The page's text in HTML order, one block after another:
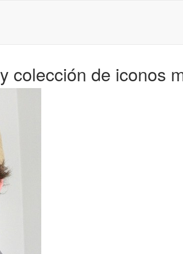
colección de iconos